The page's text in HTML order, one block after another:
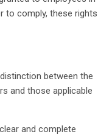
to comply, these rights
between the
and those applicable
and complete